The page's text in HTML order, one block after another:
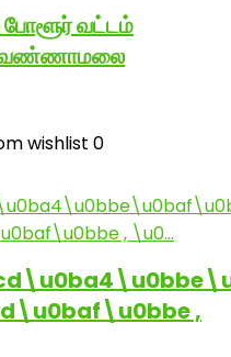
வட்டம்
wishlist 0
,